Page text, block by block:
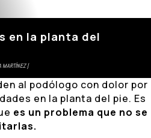
en la planta del
MARTÍNEZ
al podólogo con dolor por
en la planta del pie. Es
es un problema que no se